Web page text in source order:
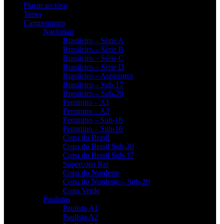
Placar ao vivo
Times
Campeonatos
Nacionais
Brasileiro – Série A
Brasileiro – Série B
Brasileiro – Série C
Brasileiro – Série D
Brasileiro – Aspirantes
Brasileiro – Sub-17
Brasileiro – Sub-20
Feminino – A1
Feminino – A2
Feminino – Sub-18
Feminino – Sub-16
Copa do Brasil
Copa do Brasil Sub-20
Copa do Brasil Sub-17
Supercopa Rei
Copa do Nordeste
Copa do Nordeste – Sub-20
Copa Verde
Paulistas
Paulista A1
Paulista A2